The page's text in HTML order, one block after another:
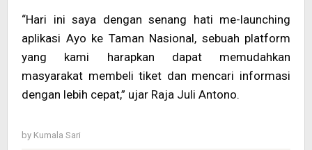
“Hari ini saya dengan senang hati me-launching
aplikasi Ayo ke Taman Nasional, sebuah platform
yang kami harapkan dapat memudahkan
masyarakat membeli tiket dan mencari informasi
dengan lebih cepat,” ujar Raja Juli Antono.
by Kumala Sari